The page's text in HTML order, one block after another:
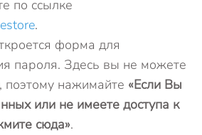
по ссылке
.
форма для
пароля. Здесь вы не можете
поэтому нажимайте «Если Вы
или не имеете доступа к
сюда».